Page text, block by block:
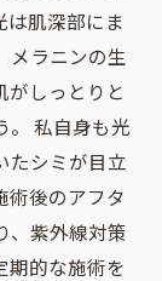
は肌深部にま
メラニンの生
がしっとりと
。 私自身も光
たシミが目立
術後のアフタ
、紫外線対策
期的な施術を